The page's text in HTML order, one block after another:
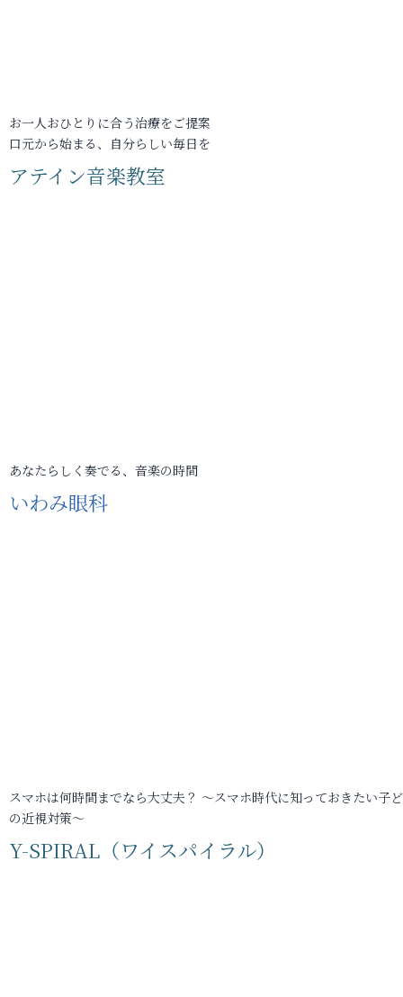
お一人おひとりに合う治療をご提案
口元から始まる、自分らしい毎日を
アテイン音楽教室
あなたらしく奏でる、音楽の時間
いわみ眼科
スマホは何時間までなら大丈夫？ ～スマホ時代に知っておきたい子
の近視対策～
Y-SPIRAL（ワイスパイラル）